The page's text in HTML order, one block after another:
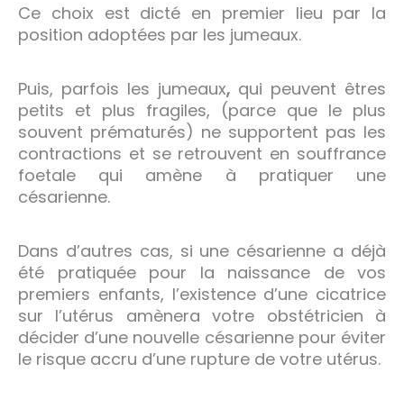
Ce choix est dicté en premier lieu par la
position adoptées par les jumeaux.
Puis, parfois les jumeaux, qui peuvent êtres
petits et plus fragiles, (parce que le plus
souvent prématurés) ne supportent pas les
contractions et se retrouvent en souffrance
foetale qui amène à pratiquer une
césarienne.
Dans d’autres cas, si une césarienne a déjà
été pratiquée pour la naissance de vos
premiers enfants, l’existence d’une cicatrice
sur l’utérus amènera votre obstétricien à
décider d’une nouvelle césarienne pour éviter
le risque accru d’une rupture de votre utérus.